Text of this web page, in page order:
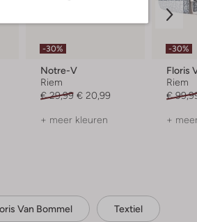
-30%
Notre-V
Riem
€ 29,99 € 20,99
+ meer kleuren
-30%
Floris
Riem
€
+
Van Bommel Textiel